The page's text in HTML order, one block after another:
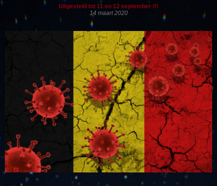
Uitgesteld tot 11 en 12 september !!!
14 maart 2020